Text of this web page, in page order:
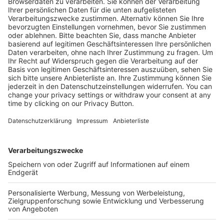
59,00 €
Mehr Infos
Kostenlose Rücksendung bis zu 14 Tage nach
Bestelleingang (innerhalb Deutschlands).
Versandkosten.
Der Bestellprozess ist mit Hilfe eines SSL-
SERVICE HOTLINE